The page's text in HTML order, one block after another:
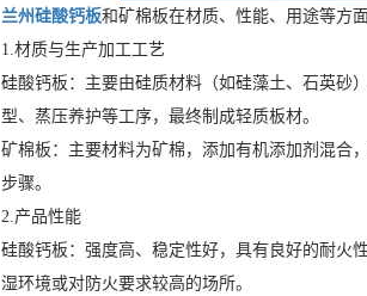
兰州硅酸钙板和‌矿棉板在材质、性能、用途等方
1.材质与生产加工工艺
硅酸钙板‌：主要由硅质材料（如硅藻土、石英砂
型、蒸压养护等工序，最终制成轻质板材。
矿棉板‌：主要材料为矿棉，添加有机添加剂混合
步骤。
2.产品性能
硅酸钙板‌：强度高、稳定性好，具有良好的耐火
湿环境或对防火要求较高的场所。